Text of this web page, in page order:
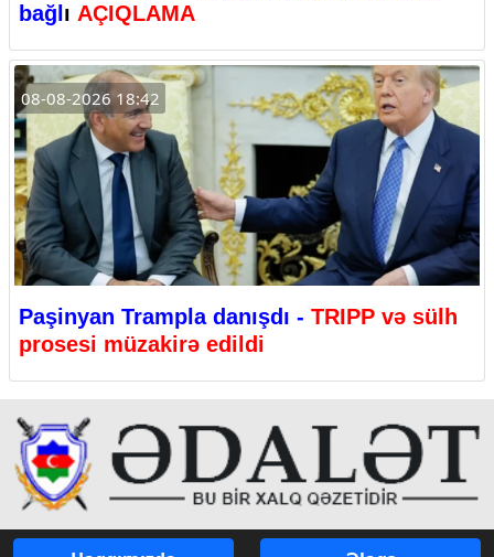
bağl ı AÇIQLAMA
08-08-2026 18:42
Paşinyan Trampla danışdı - TRIPP və sülh
prosesi müzakirə edildi